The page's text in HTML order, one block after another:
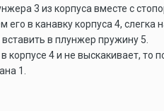
3 из корпуса вместе с
его в канавку корпуса 4,
в плунжер пружину 5.
корпусе 4 и не выскакивает, то
1.